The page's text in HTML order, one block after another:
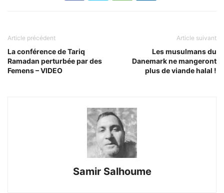
Article précédent
La conférence de Tariq
Ramadan perturbée par des
Femens – VIDEO
Article suivant
Les musulmans du
Danemark ne mangeront
plus de viande halal !
Samir Salhoume